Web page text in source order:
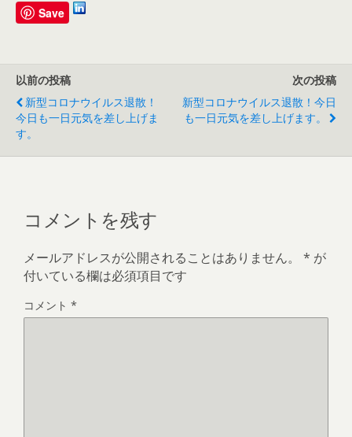
Save
以前の投稿
新型コロナウイルス退散！
今日も一日元気を差し上げま
す。
次の投稿
新型コロナウイルス退散！今日
も一日元気を差し上げます。
コメントを残す
メールアドレスが公開されることはありません。 * が
付いている欄は必須項目です
コメント *